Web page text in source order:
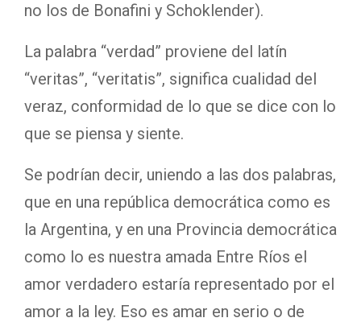
no los de Bonafini y Schoklender).
La palabra “verdad” proviene del latín
“veritas”, “veritatis”, significa cualidad del
veraz, conformidad de lo que se dice con lo
que se piensa y siente.
Se podrían decir, uniendo a las dos palabras,
que en una república democrática como es
la Argentina, y en una Provincia democrática
como lo es nuestra amada Entre Ríos el
amor verdadero estaría representado por el
amor a la ley. Eso es amar en serio o de